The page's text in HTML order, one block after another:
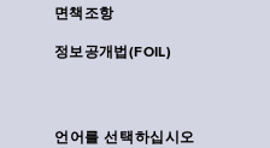
면책조항
정보공개법(FOIL)
언어를 선택하십시오